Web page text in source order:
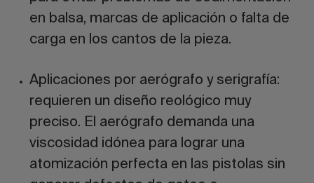
en balsa, marcas de aplicación o falta de
carga en los cantos de la pieza.
Aplicaciones por aerógrafo y serigrafía:
requieren un diseño reológico muy
preciso. El aerógrafo demanda una
viscosidad idónea para lograr una
atomización perfecta en las pistolas sin